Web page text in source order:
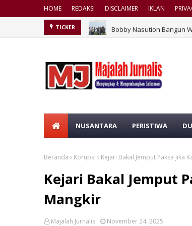
HOME REDAKSI DISCLAIMER IKLAN
TICKER Bobby Nasution Bangun
NUSANTARA PERISTIWA
Beranda Korupsi Kejari Bakal Jemput Paksa Jika
Kejari Bakal Jemput
Mangkir
Majalah Jurnalis November 24, 2025